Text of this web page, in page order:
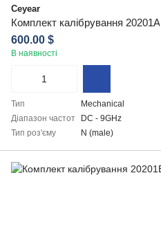
Ceyear
Комплект калібрування 20201A
600.00 $
В наявності
Тип
Mechanical
Діапазон частот
DC - 9GHz
Тип роз'єму
N (male)